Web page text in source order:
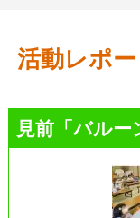
活動レポー
見前「バルー